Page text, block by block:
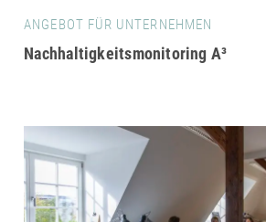
ANGEBOT FÜR UNTERNEHMEN
Nachhaltigkeitsmonitoring A³